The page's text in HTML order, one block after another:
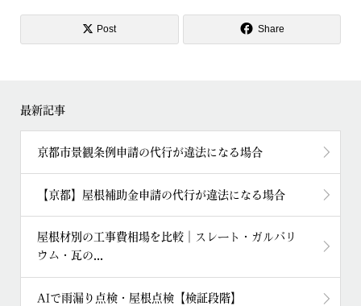
Post Share
最新記事
京都市景観条例申請の代行が違法になる場合
【京都】屋根補助金申請の代行が違法になる場合
屋根材別の工事費相場を比較｜スレート・ガルバリ
ウム・瓦の...
AIで雨漏り点検・屋根点検【検証段階】